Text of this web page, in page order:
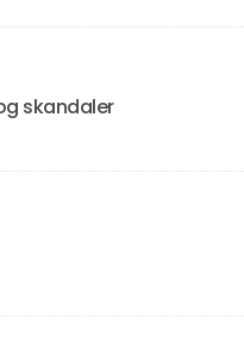
skandaler